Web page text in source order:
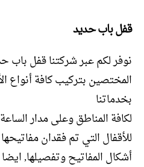
قفل باب حديد
نوفر لكم عبر شركتنا قفل باب
المختصين بتركيب كافة أنواع
بخدماتنا
لكافة المناطق وعلى مدار
للأقفال التي تم فقدان
أشكال المفاتيح وتفصيلها,